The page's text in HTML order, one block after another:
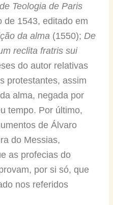
Teologia de Paris
de 1543, editado em
da alma (1550); De
reclita fratris sui
do autor relativas
protestantes, assim
alma, negada por
tempo. Por último,
de Álvaro
do Messias,
as profecias do
por si só, que
nos referidos